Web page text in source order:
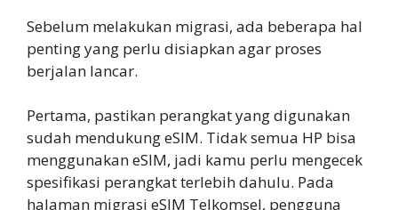
Sebelum melakukan migrasi, ada beberapa hal
penting yang perlu disiapkan agar proses
berjalan lancar.
Pertama, pastikan perangkat yang digunakan
sudah mendukung eSIM. Tidak semua HP bisa
menggunakan eSIM, jadi kamu perlu mengecek
spesifikasi perangkat terlebih dahulu. Pada
halaman migrasi eSIM Telkomsel, pengguna